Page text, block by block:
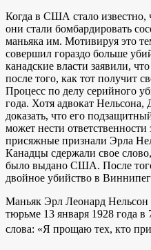
Когда в США стало известно,
они стали бомбардировать
маньяка им. Мотивируя это
совершил гораздо больше
канадские власти заявили,
после того, как тот получит
Процесс по делу серийного
года. Хотя адвокат
доказать, что его
может нести ответственности
присяжные признали Эрла
Канадцы сдержали свое
было выдано США. После
двойное убийство в
Маньяк Эрл Леонард
тюрьме 13 января 1928 года
слова: «Я прощаю тех, кто